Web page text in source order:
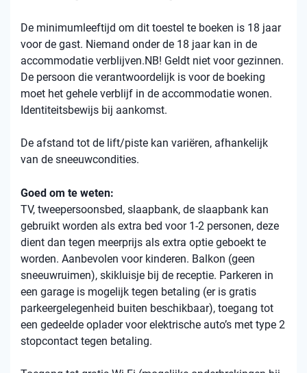
De minimumleeftijd om dit toestel te boeken is 18 jaar
voor de gast. Niemand onder de 18 jaar kan in de
accommodatie verblijven.NB! Geldt niet voor gezinnen.
De persoon die verantwoordelijk is voor de boeking
moet het gehele verblijf in de accommodatie wonen.
Identiteitsbewijs bij aankomst.
De afstand tot de lift/piste kan variëren, afhankelijk
van de sneeuwcondities.
Goed om te weten:
TV, tweepersoonsbed, slaapbank, de slaapbank kan
gebruikt worden als extra bed voor 1-2 personen, deze
dient dan tegen meerprijs als extra optie geboekt te
worden. Aanbevolen voor kinderen. Balkon (geen
sneeuwruimen), skikluisje bij de receptie. Parkeren in
een garage is mogelijk tegen betaling (er is gratis
parkeergelegenheid buiten beschikbaar), toegang tot
een gedeelde oplader voor elektrische auto’s met type 2
stopcontact tegen betaling.